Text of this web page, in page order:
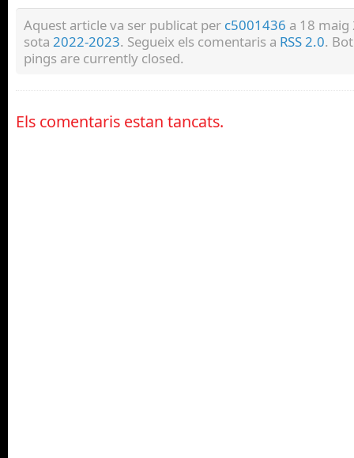
Aquest article va ser publicat per c5001436 a 18
sota 2022-2023. Segueix els comentaris a RSS 2.0.
pings are currently closed.
Els comentaris estan tancats.